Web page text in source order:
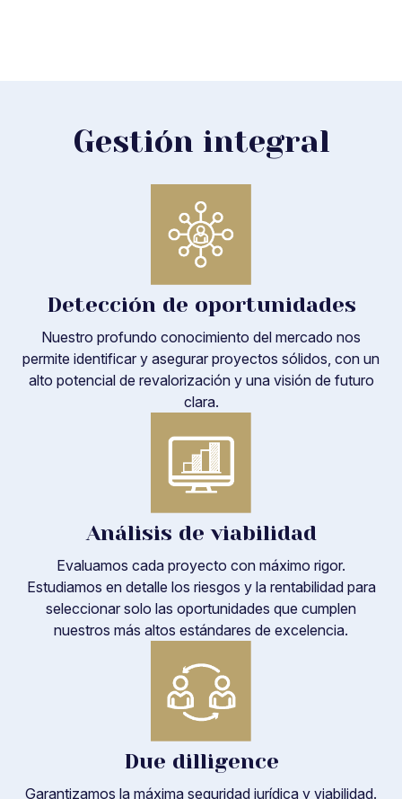
Gestión integral
Detección de oportunidades
Nuestro profundo conocimiento del mercado nos
permite identificar y asegurar proyectos sólidos, con un
alto potencial de revalorización y una visión de futuro
clara.
Análisis de viabilidad
Evaluamos cada proyecto con máximo rigor.
Estudiamos en detalle los riesgos y la rentabilidad para
seleccionar solo las oportunidades que cumplen
nuestros más altos estándares de excelencia.
Due dilligence
Garantizamos la máxima seguridad jurídica y viabilidad.